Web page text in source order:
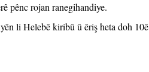
pênc rojan ranegihandiye.
li Helebê kiribû û êriş heta doh 10ê